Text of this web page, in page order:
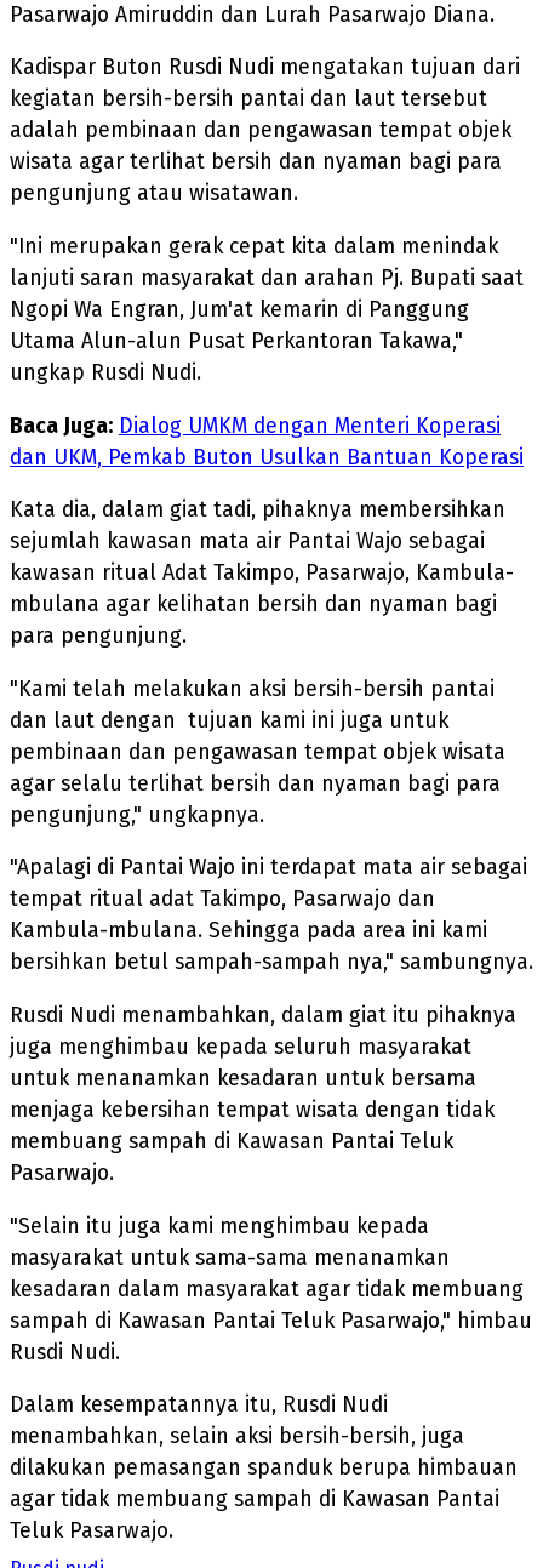
Pasarwajo Amiruddin dan Lurah Pasarwajo Diana.
Kadispar Buton Rusdi Nudi mengatakan tujuan dari
kegiatan bersih-bersih pantai dan laut tersebut
adalah pembinaan dan pengawasan tempat objek
wisata agar terlihat bersih dan nyaman bagi para
pengunjung atau wisatawan.
"Ini merupakan gerak cepat kita dalam menindak
lanjuti saran masyarakat dan arahan Pj. Bupati saat
Ngopi Wa Engran, Jum'at kemarin di Panggung
Utama Alun-alun Pusat Perkantoran Takawa,"
ungkap Rusdi Nudi.
Baca Juga: Dialog UMKM dengan Menteri Koperasi
dan UKM, Pemkab Buton Usulkan Bantuan Koperasi
Kata dia, dalam giat tadi, pihaknya membersihkan
sejumlah kawasan mata air Pantai Wajo sebagai
kawasan ritual Adat Takimpo, Pasarwajo, Kambula-
mbulana agar kelihatan bersih dan nyaman bagi
para pengunjung.
"Kami telah melakukan aksi bersih-bersih pantai
dan laut dengan tujuan kami ini juga untuk
pembinaan dan pengawasan tempat objek wisata
agar selalu terlihat bersih dan nyaman bagi para
pengunjung," ungkapnya.
"Apalagi di Pantai Wajo ini terdapat mata air sebagai
tempat ritual adat Takimpo, Pasarwajo dan
Kambula-mbulana. Sehingga pada area ini kami
bersihkan betul sampah-sampah nya," sambungnya.
Rusdi Nudi menambahkan, dalam giat itu pihaknya
juga menghimbau kepada seluruh masyarakat
untuk menanamkan kesadaran untuk bersama
menjaga kebersihan tempat wisata dengan tidak
membuang sampah di Kawasan Pantai Teluk
Pasarwajo.
"Selain itu juga kami menghimbau kepada
masyarakat untuk sama-sama menanamkan
kesadaran dalam masyarakat agar tidak membuang
sampah di Kawasan Pantai Teluk Pasarwajo," himbau
Rusdi Nudi.
Dalam kesempatannya itu, Rusdi Nudi
menambahkan, selain aksi bersih-bersih, juga
dilakukan pemasangan spanduk berupa himbauan
agar tidak membuang sampah di Kawasan Pantai
Teluk Pasarwajo.